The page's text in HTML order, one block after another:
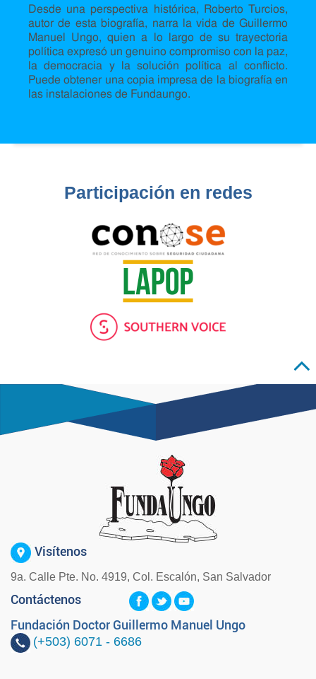
Desde una perspectiva histórica, Roberto Turcios,
autor de esta biografía, narra la vida de Guillermo
Manuel Ungo, quien a lo largo de su trayectoria
política expresó un genuino compromiso con la paz,
la democracia y la solución política al conflicto.
Puede obtener una copia impresa de la biografía en
las instalaciones de Fundaungo.
Participación en redes
Visítenos
9a. Calle Pte. No. 4919, Col. Escalón, San Salvador
Contáctenos
Fundación Doctor Guillermo Manuel Ungo
(+503) 6071 - 6686